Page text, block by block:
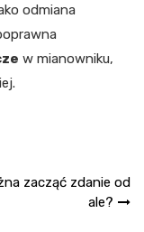
odmiana
w mianowniku,
zacząć zdanie od
ale?